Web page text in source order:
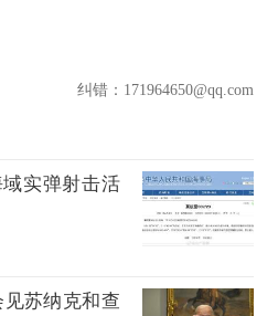
纠错：171964650@qq.com
实弹射击活
苏纳克和查